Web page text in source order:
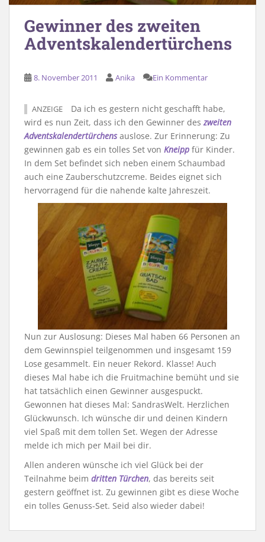
Gewinner des zweiten
Adventskalendertürchens
8. November 2011 Anika Ein Kommentar
ANZEIGE
Da ich es gestern nicht geschafft habe,
wird es nun Zeit, dass ich den Gewinner des zweiten
Adventskalendertürchensauslose. Zur Erinnerung: Zu
gewinnen gab es ein tolles Set von Kneipp für Kinder.
In dem Set befindet sich neben einem Schaumbad
auch eine Zauberschutzcreme. Beides eignet sich
hervorragend für die nahende kalte Jahreszeit.
Nun zur Auslosung: Dieses Mal haben 66 Personen an
dem Gewinnspiel teilgenommen und insgesamt 159
Lose gesammelt. Ein neuer Rekord. Klasse! Auch
dieses Mal habe ich die Fruitmachine bemüht und sie
hat tatsächlich einen Gewinner ausgespuckt.
Gewonnen hat dieses Mal: SandrasWelt. Herzlichen
Glückwunsch. Ich wünsche dir und deinen Kindern
viel Spaß mit dem tollen Set. Wegen der Adresse
melde ich mich per Mail bei dir.
Allen anderen wünsche ich viel Glück bei der
Teilnahme beim dritten Türchen, das bereits seit
gestern geöffnet ist. Zu gewinnen gibt es diese Woche
ein tolles Genuss-Set. Seid also wieder dabei!